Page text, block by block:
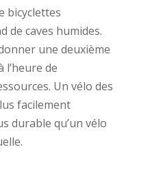
bicyclettes
de caves humides.
une deuxième
de
Un vélo des
facilement
durable qu’un vélo